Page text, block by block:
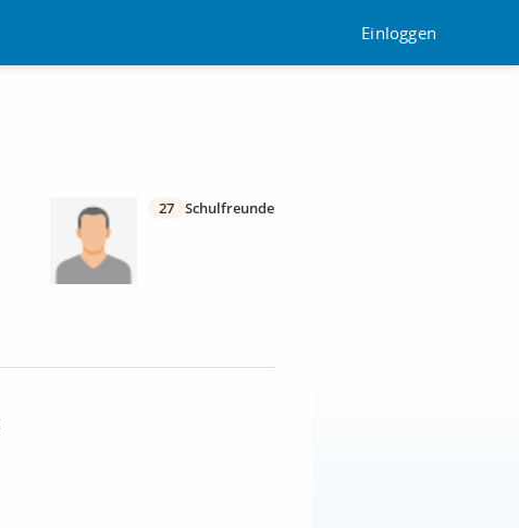
Einloggen
27 Schulfreunde